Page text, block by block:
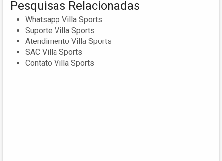
Pesquisas Relacionadas
Whatsapp Villa Sports
Suporte Villa Sports
Atendimento Villa Sports
SAC Villa Sports
Contato Villa Sports